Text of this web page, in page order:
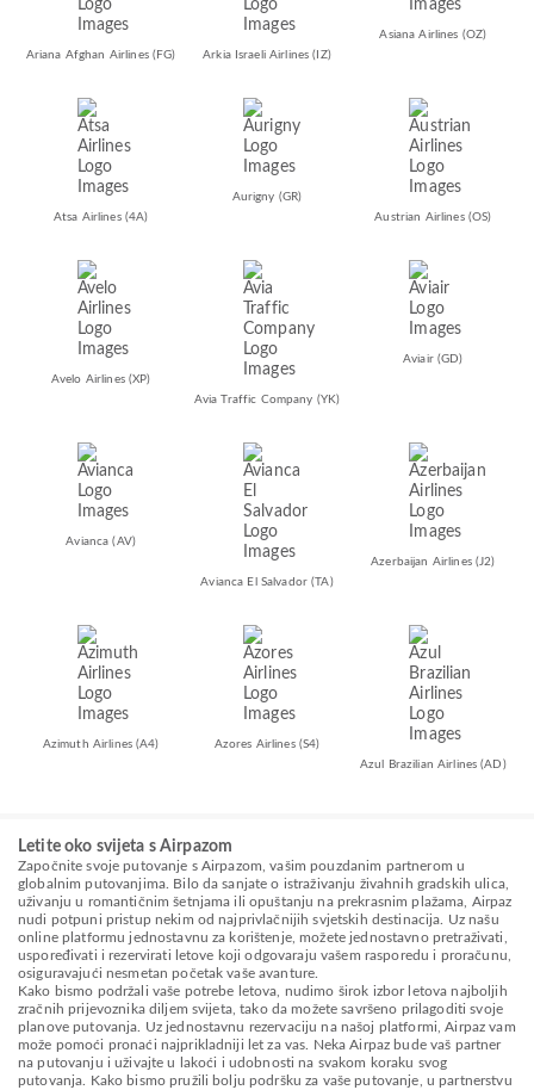
Ariana Afghan Airlines (FG) Arkia Israeli Airlines(IZ)
Asiana Airlines (OZ)
Atsa Airlines (4A)
Aurigny (GR)
Austrian Airlines (OS)
Avelo Airlines (XP)
Avia Traffic Company (YK)
Aviair(GD)
Avianca(AV)
Avianca El Salvador(TA)
Azerbaijan Airlines (J2)
Azimuth Airlines(A4) Azores Airlines (S4)
Azul Brazilian Airlines(AD)
Letite oko svijeta s Airpazom
Započnite svoje putovanje s Airpazom, vašim pouzdanim partnerom u
globalnim putovanjima. Bilo da sanjate o istraživanju živahnih gradskih ulica,
uživanju u romantičnim šetnjama ili opuštanju na prekrasnim plažama, Airpaz
nudi potpuni pristup nekim od najprivlačnijih svjetskih destinacija. Uz našu
online platformu jednostavnu za korištenje, možete jednostavno pretraživati,
uspoređivati i rezervirati letove koji odgovaraju vašem rasporedu i proračunu,
osiguravajući nesmetan početak vaše avanture.
Kako bismo podržali vaše potrebe letova, nudimo širok izbor letova najboljih
zračnih prijevoznika diljem svijeta, tako da možete savršeno prilagoditi svoje
planove putovanja. Uz jednostavnu rezervaciju na našoj platformi, Airpaz vam
može pomoći pronaći najprikladniji let za vas. Neka Airpaz bude vaš partner
na putovanju i uživajte u lakoći i udobnosti na svakom koraku svog
putovanja. Kako bismo pružili bolju podršku za vaše putovanje, u partnerstvu